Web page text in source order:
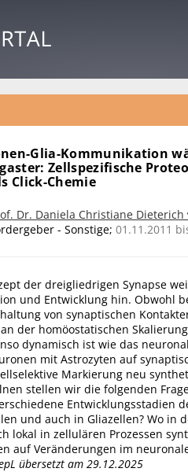
Glia-Kommunikation
Zellspezifische
Click-Chemie
Dr. Daniela Christiane Dieterich
- Sonstige; 01.11.2011
der dreigliedrigen Synapse
und Entwicklung hin. Obwohl
von synaptischen
der homöostatischen
dynamisch ist wie das
mit Astrozyten auf
Markierung neu
stellen wir die folgenden
Entwicklungsstadien
und auch in Gliazellen? Wo in
lokal in zellulären Prozessen
auf Veränderungen im
übersetzt am 29.12.2025